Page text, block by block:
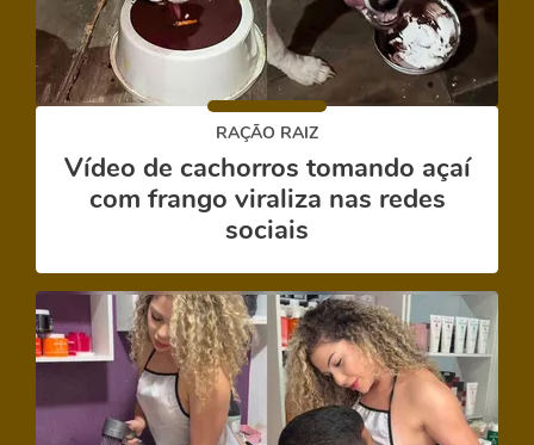
RAÇÃO RAIZ
Vídeo de cachorros tomando açaí
com frango viraliza nas redes
sociais